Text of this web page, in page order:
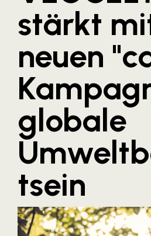
ACO
ALEX Krems
Amazon Web Services
Artweger
AustroCel Hallein
Blaguss
Bundesverband
Cineplexx
Colmobil Austria
Darbo
stärkt
neuen
globale
tsein